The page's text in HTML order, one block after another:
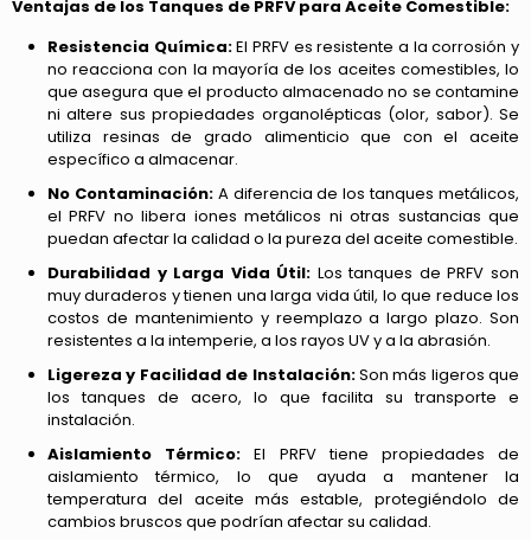
Ventajas de los Tanques de PRFV para Aceite Comestible:
Resistencia Química:El PRFV es resistente a la corrosión y
no reacciona con la mayoría de los aceites comestibles, lo
que asegura que el producto almacenado no se contamine
ni altere sus propiedades organolépticas (olor, sabor). Se
utiliza resinas de grado alimenticio que con el aceite
específico a almacenar.
No Contaminación:A diferencia de los tanques metálicos,
el PRFV no libera iones metálicos ni otras sustancias que
puedan afectar la calidad o la pureza del aceite comestible.
Durabilidad y Larga Vida Útil: Los tanques de PRFV son
muy duraderos y tienen una larga vida útil, lo que reduce los
costos de mantenimiento y reemplazo a largo plazo. Son
resistentes a la intemperie, a los rayos UV y a la abrasión.
Ligereza y Facilidad de Instalación:Son más ligeros que
los tanques de acero, lo que facilita su transporte e
instalación.
Aislamiento Térmico: El PRFV tiene propiedades de
aislamiento térmico, lo que ayuda a mantener la
temperatura del aceite más estable, protegiéndolo de
cambios bruscos que podrían afectar su calidad.